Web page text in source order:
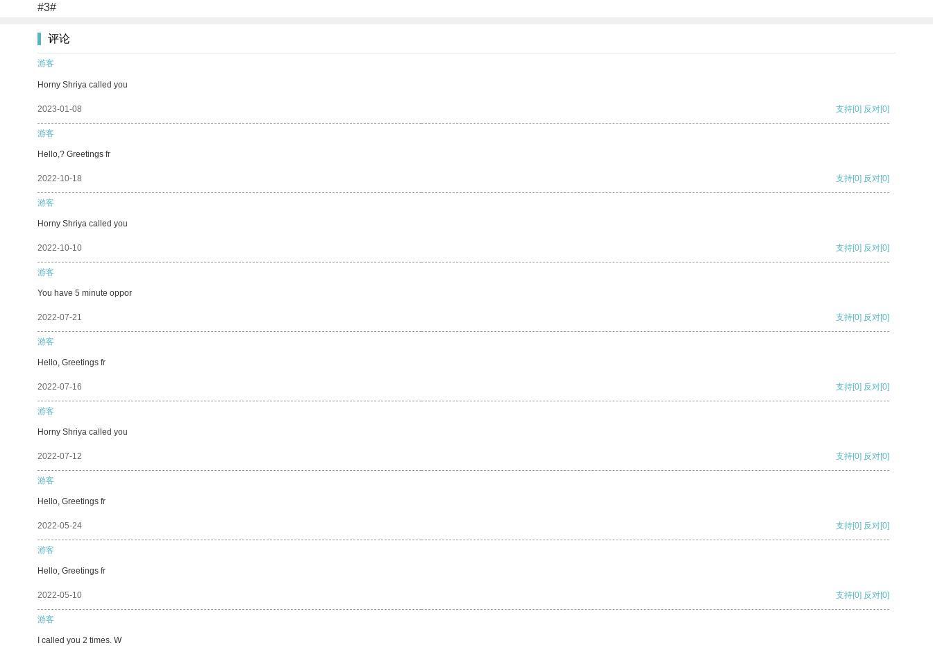
#3#
评论
游客
Horny Shriya called you
2023-01-08 支持[0] 反对[0]
游客
Hello,? Greetings fr
2022-10-18 支持[0] 反对[0]
游客
Horny Shriya called you
2022-10-10 支持[0] 反对[0]
游客
You have 5 minute oppor
2022-07-21 支持[0] 反对[0]
游客
Hello, Greetings fr
2022-07-16 支持[0] 反对[0]
游客
Horny Shriya called you
2022-07-12 支持[0] 反对[0]
游客
Hello, Greetings fr
2022-05-24 支持[0] 反对[0]
游客
Hello, Greetings fr
2022-05-10 支持[0] 反对[0]
游客
I called you 2 times. W